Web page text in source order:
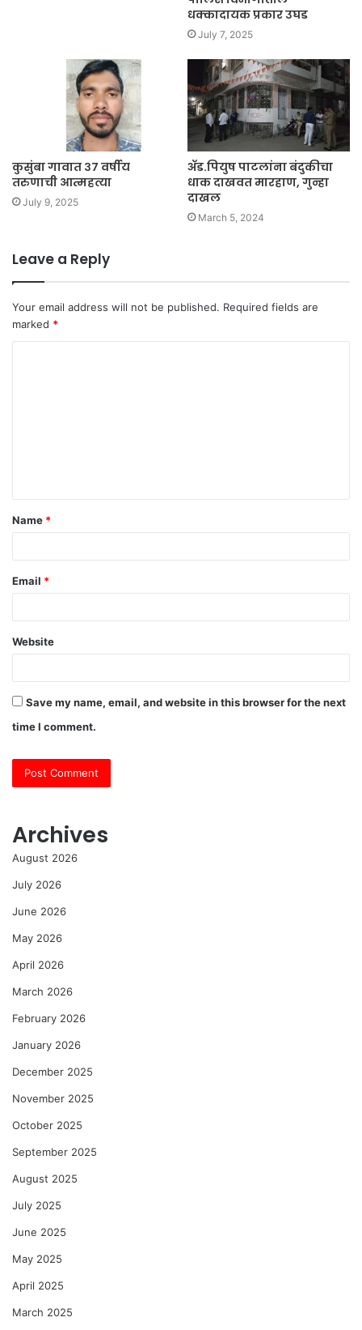
धक्कादायक प्रकार उघड
July 7, 2025
कुसुंबा गावात ३७ वर्षीय
तरुणाची आत्महत्या
July 9, 2025
ॲड.पियुष पाटलांना बंदुकीचा
धाक दाखवत मारहाण, गुन्हा
दाखल
March 5, 2024
Leave a Reply
Your email address will not be published. Required fields are
marked *
t
*
Name *
Email *
Website
Save my name, email, and website in this browser for the next
time I comment.
Archives
August 2026
July 2026
June 2026
May 2026
April 2026
March 2026
February 2026
January 2026
December 2025
November 2025
October 2025
September 2025
August 2025
July 2025
June 2025
May 2025
April 2025
March 2025